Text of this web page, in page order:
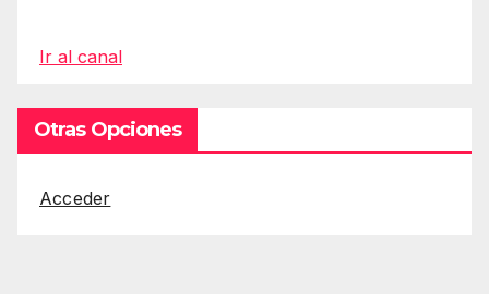
Ir al canal
Otras Opciones
Acceder